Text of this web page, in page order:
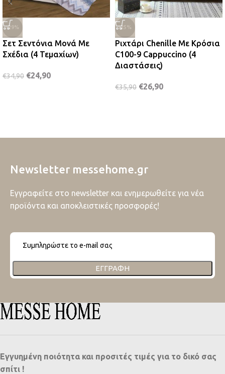
-29%
Σετ Σεντόνια Μονά Με
Σχέδια (4 Τεμαχίων)
€34,90 €24,90
-25%
Ριχτάρι Chenille Με Κρόσια
C100-9 Cappuccino (4
Διαστάσεις)
€35,90 €26,90
Newsletter messehome.gr
Εγγραφείτε στο newsletter και ενημερωθείτε για νέα
προϊόντα και αποκλειστικές προσφορές!
ΕΓΓΡΑΦΉ
Εγγυημένη ποιότητα και προσιτές τιμές για το δικό σας
σπίτι !